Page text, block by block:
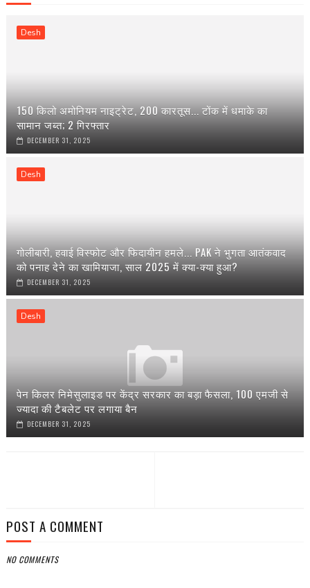
Desh
150 किलो अमोनियम नाइट्रेट, 200 कारतूस... टोंक में धमाके का
सामान जब्त; 2 गिरफ्तार
DECEMBER 31, 2025
Desh
गोलीबारी, हवाई विस्फोट और फिदायीन हमले... PAK ने भुगता आतंकवाद
को पनाह देने का खामियाजा, साल 2025 में क्या-क्या हुआ?
DECEMBER 31, 2025
Desh
पेन किलर निमेसुलाइड पर केंद्र सरकार का बड़ा फैसला, 100 एमजी से
ज्यादा की टैबलेट पर लगाया बैन
DECEMBER 31, 2025
POST A COMMENT
NO COMMENTS